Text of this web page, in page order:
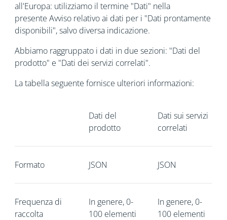
all'Europa: utilizziamo il termine "Dati" nella
presente Avviso relativo ai dati per i "Dati prontamente
disponibili", salvo diversa indicazione.
Abbiamo raggruppato i dati in due sezioni: "Dati del
prodotto" e "Dati dei servizi correlati".
La tabella seguente fornisce ulteriori informazioni:
Dati del
prodotto
Dati sui servizi
correlati
Formato JSON JSON
Frequenza di
raccolta
In genere, 0-
100 elementi
In genere, 0-
100 elementi